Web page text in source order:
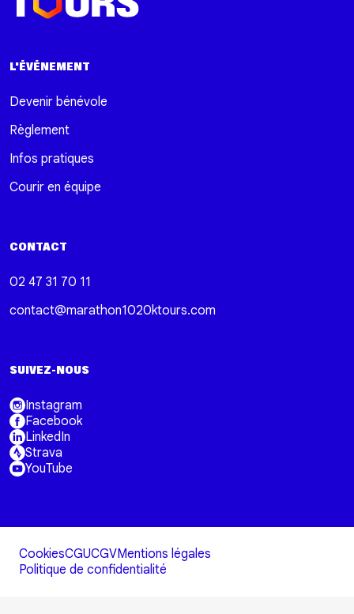
L'ÉVÉNEMENT
Devenir bénévole
Règlement
Infos pratiques
Courir en équipe
CONTACT
02 47 31 70 11
contact@marathon1020ktours.com
SUIVEZ-NOUS
Instagram
Facebook
LinkedIn
Strava
YouTube
CookiesCGUCGVMentions légales
Politique de confidentialité